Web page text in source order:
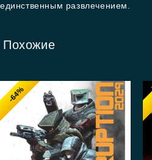
единственным развлечением.
Похожие
-64%